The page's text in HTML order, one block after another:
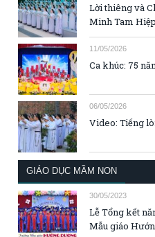
Lời thiêng và
Minh Tam Hiệp
11/05/2026
Ca khúc: 75
06/05/2026
Video: Tiếng
GIÁO DỤC MẦM NON
30/05/2023
Lễ Tổng kết
Mẫu giáo